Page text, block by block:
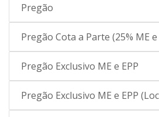
Pregão
Pregão Cota a Parte (25% ME e
Pregão Exclusivo ME e EPP
Pregão Exclusivo ME e EPP